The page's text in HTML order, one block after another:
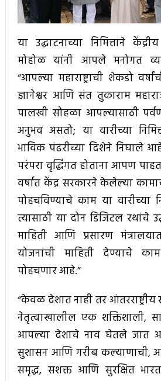
या उद्घाटनाच्या निमित्ताने
मोहोळ यांनी आपले मनोगत
“आपल्या महाराष्ट्राची शेकडो
ज्ञानेश्वर आणि संत तुकाराम
पालखी सोहळा आपल्यासाठी
अनुभव असतो; या वारीच्या
भाविक पंढरीच्या दिशेने निघाले
परंपरा वृद्धिंगत होताना आपण
वर्षात केंद्र सरकारने केलेल्या
पोहचविण्याचे काम या वारीच्या
त्यासाठी या दोन डिजिटल रथांचे
माहिती आणि प्रसारण
योजनांची माहिती देण्याचे
पोहचणार आहे.”
“केवळ देशात नाही तर आंतरराष्ट्रीय
नेतृत्वाखालील एक शक्तिशाली,
आपल्या देशाचे नाव घेतले जात
सुशासन आणि गरीब कल्याणाची,
समृद्ध, सशक्त आणि सुरक्षित